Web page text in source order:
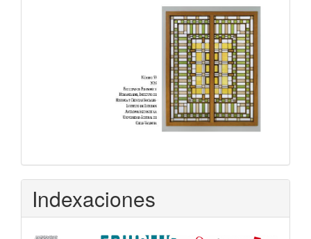
Indexaciones